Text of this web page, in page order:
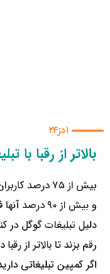
ادز۲۴
بالاتر از رقبا با
بیش از ۷۵
و بیش از ۹۰
دلیل تبلیغات گوگل در
رقم بزند تا بالاتر از
اگر کمپین تبلیغاتی